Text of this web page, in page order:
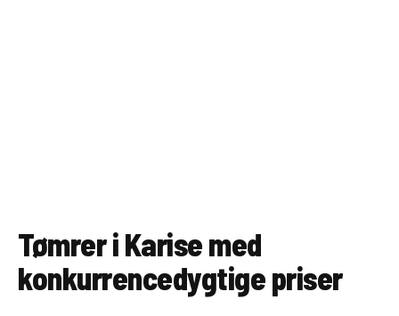
Tømrer i Karise med
konkurrencedygtige priser